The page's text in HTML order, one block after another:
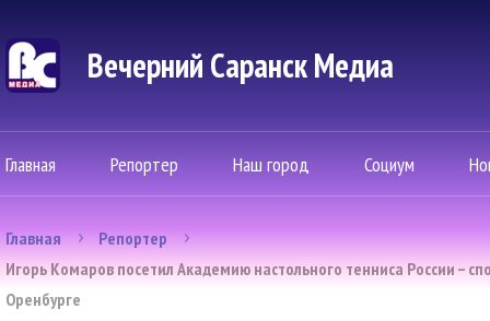
Вечерний Саранск Mедиа
Главная Репортер Наш город Социум
Главная
Репортер
Игорь Комаров посетил Академию настольного тенниса России –
Оренбурге